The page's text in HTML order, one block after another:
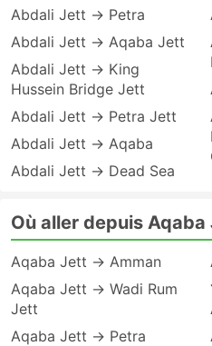
Abdali Jett → Petra
Abdali Jett → Aqaba Jett
Abdali Jett → King
Hussein Bridge Jett
Abdali Jett → Petra Jett
Abdali Jett → Aqaba
Abdali Jett → Dead Sea
Où aller depuis Aqaba
Aqaba Jett → Amman
Aqaba Jett → Wadi Rum
Jett
Aqaba Jett → Petra